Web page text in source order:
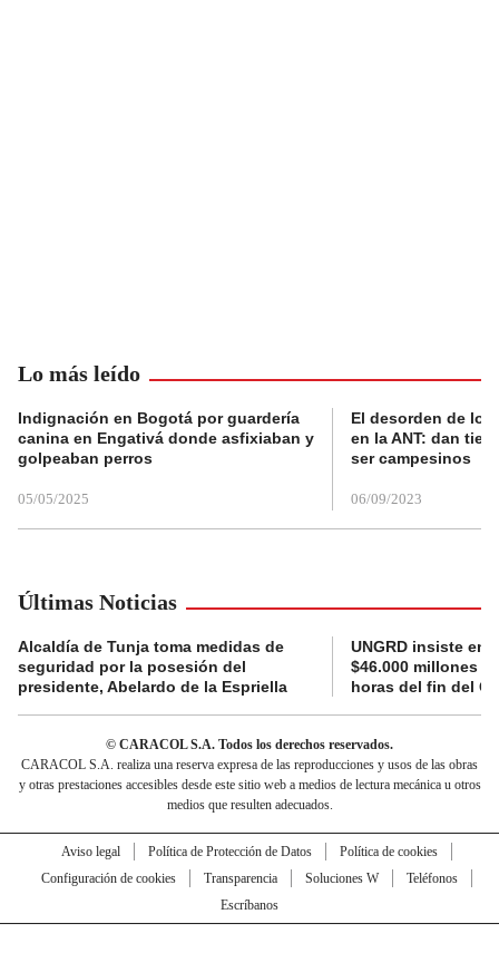
Lo más leído
Indignación en Bogotá por guardería
canina en Engativá donde asfixiaban y
golpeaban perros
05/05/2025
El desorden de
en la ANT: dan
ser campesinos
06/09/2023
Últimas Noticias
Alcaldía de Tunja toma medidas de
seguridad por la posesión del
presidente, Abelardo de la Espriella
UNGRD insiste en
$46.000 millones
horas del fin del
© CARACOL S.A. Todos los derechos reservados.
CARACOL S.A. realiza una reserva expresa de las reproducciones y usos de las obras
y otras prestaciones accesibles desde este sitio web a medios de lectura mecánica u otros
medios que resulten adecuados.
Aviso legal Política de Protección de Datos
Política de cookies
Configuración de cookies
Transparencia Soluciones W
Teléfonos
Escríbanos